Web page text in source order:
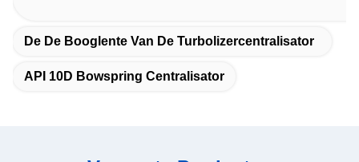
De De Booglente Van De Turbolizercentralisator
API 10D Bowspring Centralisator